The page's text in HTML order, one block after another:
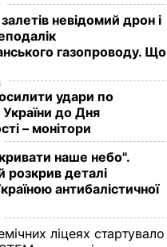
невідомий дрон і
газопроводу. Що
удари по
України до Дня
– монітори
наше небо".
розкрив деталі
антибалістичної
ліцеях стартувало